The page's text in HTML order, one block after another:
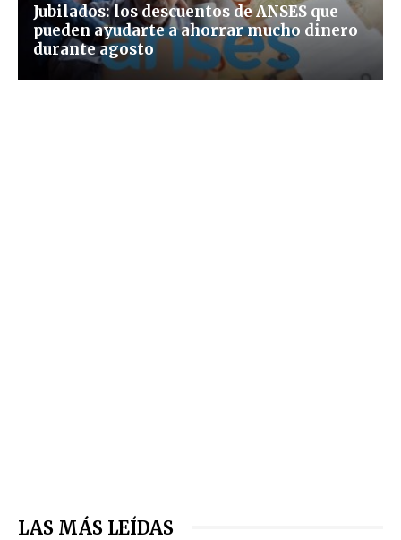
Jubilados: los descuentos de ANSES que
pueden ayudarte a ahorrar mucho dinero
durante agosto
LAS MÁS LEÍDAS